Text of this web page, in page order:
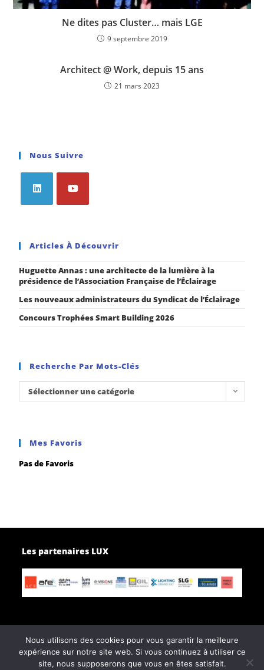
Ne dites pas Cluster… mais LGE
9 septembre 2019
Architect @ Work, depuis 15 ans
21 mars 2023
Nous Suivre
Articles À Découvrir
Huguette Annas : une architecte de la lumière à la
présidence de l’Association Française de l’Éclairage
Les nouveaux administrateurs du Syndicat de l’Éclairage
Concours Trophées Smart Building 2026
Recherche Par Mots-Clés
Sélectionner une catégorie
Mes Favoris
Pas de Favoris
Les partenaires LUX
Page d’accueil
Contactez-nous
Nous utilisons des cookies pour vous garantir la meilleure
expérience sur notre site web. Si vous continuez à utiliser ce
site, nous supposerons que vous en êtes satisfait.